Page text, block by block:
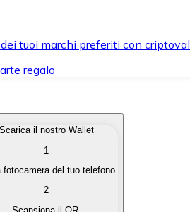
tuoi marchi preferiti con
regalo
che ti interessano in modo
in valuta fiat quando ne hai
Scarica il nostro Wallet
1
fotocamera del tuo telefono.
2